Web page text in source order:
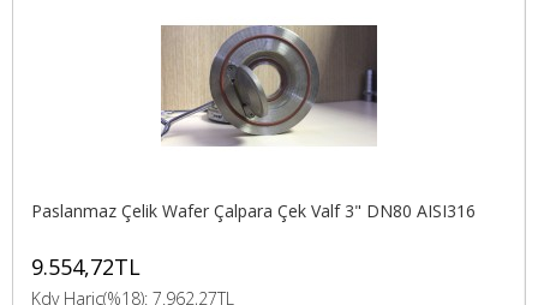
Paslanmaz Çelik Wafer Çalpara Çek Valf 3" DN80 AISI316
9.554,72TL
Kdv Hariç(%18): 7.962,27TL